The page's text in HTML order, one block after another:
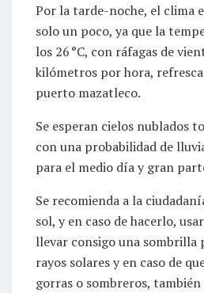
Por la tarde-noche, el clima
solo un poco, ya que la
los 26 °C, con ráfagas de
kilómetros por hora,
puerto mazatleco.
Se esperan cielos nublados
con una probabilidad de
para el medio día y gran
Se recomienda a la
sol, y en caso de hacerlo,
llevar consigo una sombrilla
rayos solares y en caso de
gorras o sombreros,